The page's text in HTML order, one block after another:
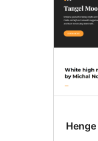
Henge